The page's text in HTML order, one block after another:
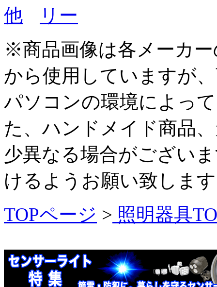
※商品画像は各メーカ
から使用していますが
パソコンの環境によっ
た、ハンドメイド商品
少異なる場合がござい
けるようお願い致しま
TOPページ > 照明器具